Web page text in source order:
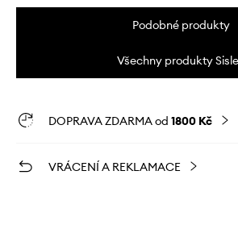
Podobné produkty
Všechny produkty
DOPRAVA ZDARMA od 1800 Kč
VRÁCENÍ A REKLAMACE